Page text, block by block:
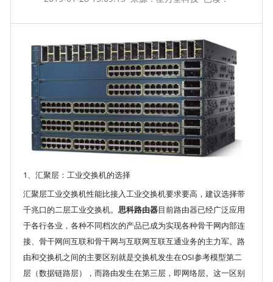
1、汇聚层：工业交换机的选择
汇聚层工业交换机性能比接入工业交换机要求要高，建议选择带
千兆口的二层工业交换机。思科路由器目前路由器已经广泛应用
于各行各业，各种不同档次的产品已成为实现各种骨干网内部连
接、骨干网间互联和骨干网与互联网互联互通业务的主力军。路
由和交换机之间的主要区别就是交换机发生在OSI参考模型第二
层（数据链路层），而路由发生在第三层，即网络层。这一区别